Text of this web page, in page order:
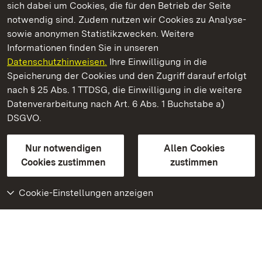
sich dabei um Cookies, die für den Betrieb der Seite
notwendig sind. Zudem nutzen wir Cookies zu Analyse-
sowie anonymen Statistikzwecken. Weitere
Informationen finden Sie in unseren
Datenschutzhinweisen. Ihre Einwilligung in die
Speicherung der Cookies und den Zugriff darauf erfolgt
nach § 25 Abs. 1 TTDSG, die Einwilligung in die weitere
Datenverarbeitung nach Art. 6 Abs. 1 Buchstabe a)
DSGVO.
Nur notwendigen
Cookies zustimmen
Allen Cookies
zustimmen
Cookie-Einstellungen anzeigen
Staatliche Schlösser und Gärten Baden‑Württemberg
Staatliche Schlösser und Gärten Baden-Württemberg
Kontakt
GebärdenspracheLeichte Sprache
Erklärung zur Barrierefreiheit
BITV-konform (geprüfte Seiten)
Weiteres